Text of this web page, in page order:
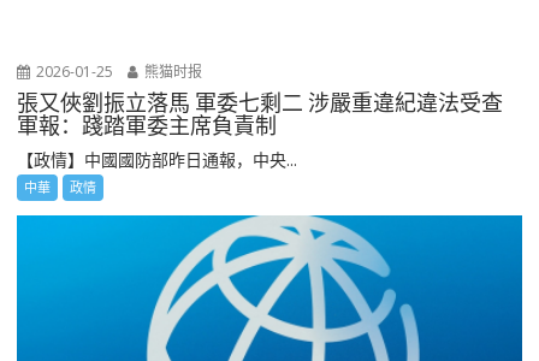
2026-01-25 熊猫时报
張又俠劉振立落馬 軍委七剩二 涉嚴重違紀違法受查
軍報：踐踏軍委主席負責制
【政情】中國國防部昨日通報，中央...
中華 政情